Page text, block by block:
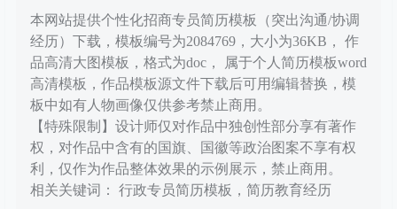
本网站提供个性化招商专员简历模板（突出沟通/协调
经历）下载，模板编号为2084769，大小为36KB， 作
品高清大图模板，格式为doc， 属于个人简历模板word
高清模板，作品模板源文件下载后可用编辑替换，模
板中如有人物画像仅供参考禁止商用。
【特殊限制】设计师仅对作品中独创性部分享有著作
权，对作品中含有的国旗、国徽等政治图案不享有权
利，仅作为作品整体效果的示例展示，禁止商用。
相关关键词： 行政专员简历模板，简历教育经历